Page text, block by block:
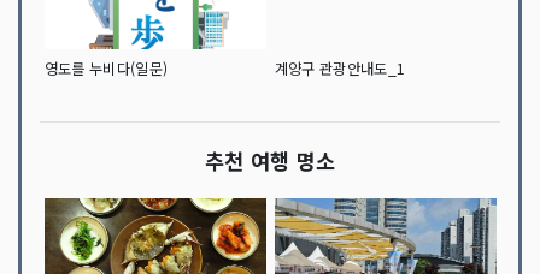
영도를 누비다(일문) 계양구 관광안내도_1
추천 여행 명소